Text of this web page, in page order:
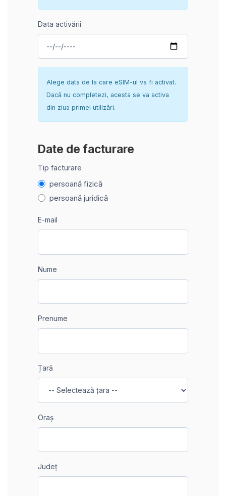
Data activării
Alege data de la care eSIM-ul va fi activat.
Dacă nu completezi, acesta se va activa
din ziua primei utilizări.
Date de facturare
Tip facturare
persoană fizică
persoană juridică
E-mail
Nume
Prenume
Țară
Oraș
Județ